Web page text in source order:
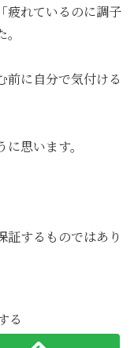
疲れているのに調子
前に自分で気付ける
思います。
するものではあり
る